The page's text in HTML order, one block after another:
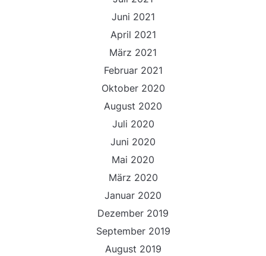
Juni 2021
April 2021
März 2021
Februar 2021
Oktober 2020
August 2020
Juli 2020
Juni 2020
Mai 2020
März 2020
Januar 2020
Dezember 2019
September 2019
August 2019